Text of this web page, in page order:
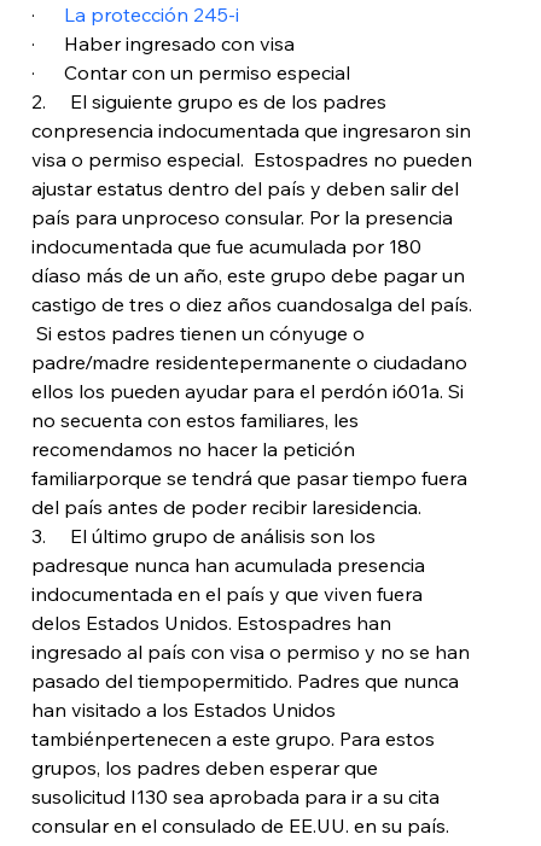
· La protección 245-i
·      Haber ingresado con visa
·      Contar con un permiso especial
2.     El siguiente grupo es de los padres
conpresencia indocumentada que ingresaron sin
visa o permiso especial.  Estospadres no pueden
ajustar estatus dentro del país y deben salir del
país para unproceso consular. Por la presencia
indocumentada que fue acumulada por 180
díaso más de un año, este grupo debe pagar un
castigo de tres o diez años cuandosalga del país.
Si estos padres tienen un cónyuge o
padre/madre residentepermanente o ciudadano
ellos los pueden ayudar para el perdón i601a. Si
no secuenta con estos familiares, les
recomendamos no hacer la petición
familiarporque se tendrá que pasar tiempo fuera
del país antes de poder recibir laresidencia.
3.     El último grupo de análisis son los
padresque nunca han acumulada presencia
indocumentada en el país y que viven fuera
delos Estados Unidos. Estospadres han
ingresado al país con visa o permiso y no se han
pasado del tiempopermitido. Padres que nunca
han visitado a los Estados Unidos
tambiénpertenecen a este grupo. Para estos
grupos, los padres deben esperar que
susolicitud I130 sea aprobada para ir a su cita
consular en el consulado de EE.UU. en su país.